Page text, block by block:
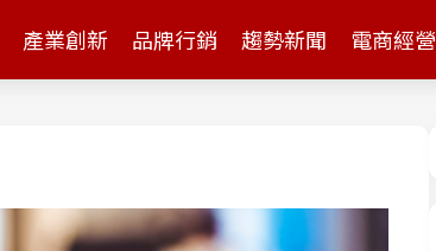
產業創新 品牌行銷 趨勢新聞 電商經營